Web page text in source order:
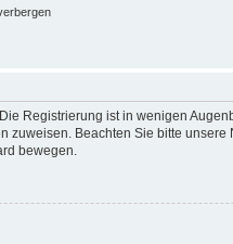
Registrierung ist in wenigen
Beachten Sie bitte
bewegen.